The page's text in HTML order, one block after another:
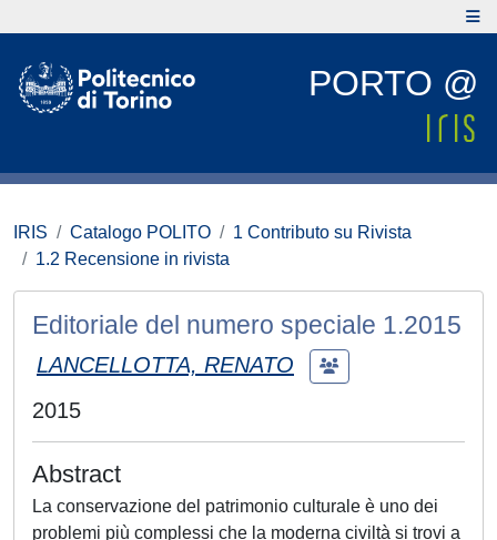
PORTO @
IRIS Catalogo POLITO
1 Contributo su Rivista
1.2 Recensione in rivista
Editoriale del numero speciale 1.2015
LANCELLOTTA, RENATO
2015
Abstract
La conservazione del patrimonio culturale è uno dei
problemi più complessi che la moderna civiltà si trovi a